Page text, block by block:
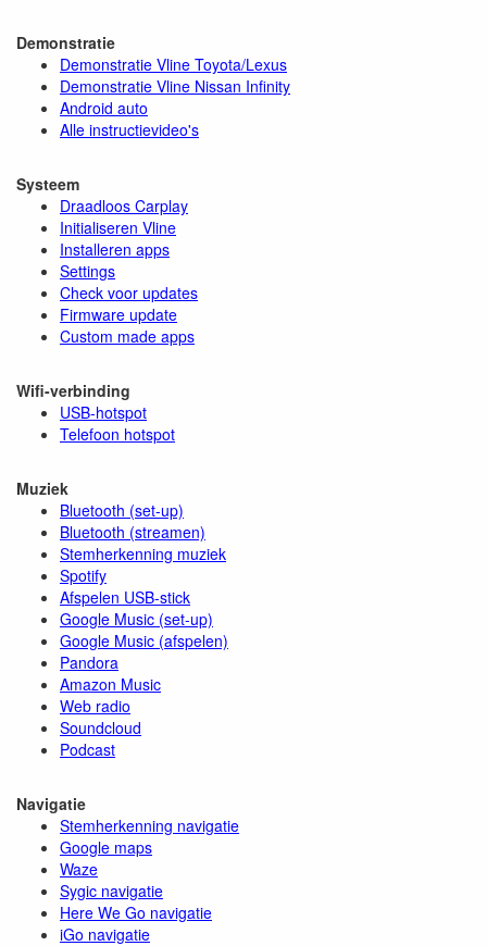
Demonstratie
Demonstratie Vline Toyota/Lexus
Demonstratie Vline Nissan Infinity
Android auto
Alle instructievideo's
Systeem
Draadloos Carplay
Initialiseren Vline
Installeren apps
Settings
Check voor updates
Firmware update
Custom made apps
Wifi-verbinding
USB-hotspot
Telefoon hotspot
Muziek
Bluetooth (set-up)
Bluetooth (streamen)
Stemherkenning muziek
Spotify
Afspelen USB-stick
Google Music (set-up)
Google Music (afspelen)
Pandora
Amazon Music
Web radio
Soundcloud
Podcast
Navigatie
Stemherkenning navigatie
Google maps
Waze
Sygic navigatie
Here We Go navigatie
iGo navigatie